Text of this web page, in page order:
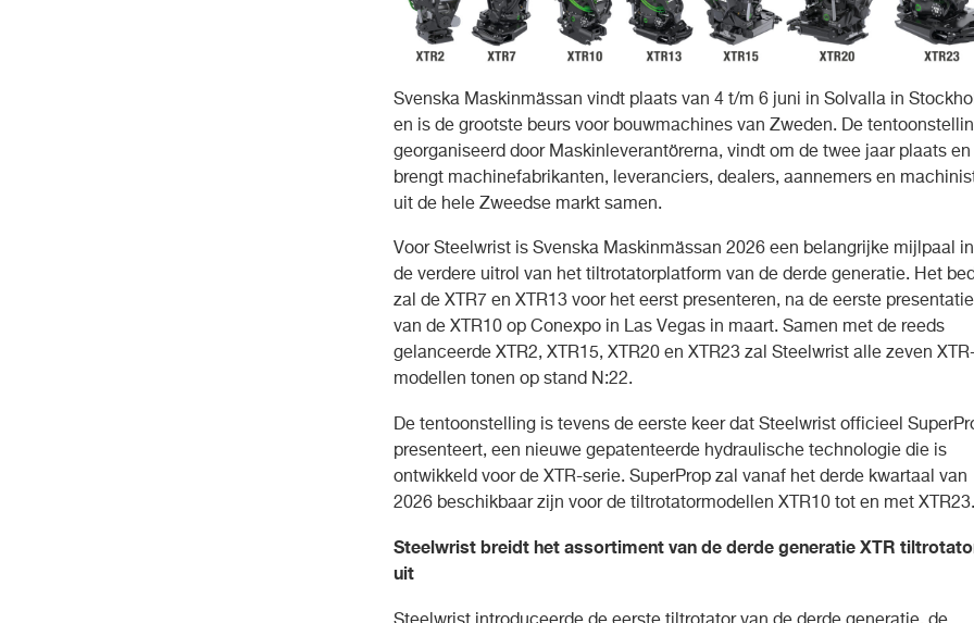
Svenska Maskinmässan vindt plaats van 4 t/m 6 juni in Solvalla in
en is de grootste beurs voor bouwmachines van Zweden. De
georganiseerd door Maskinleverantörerna, vindt om de twee jaar plaats en
brengt machinefabrikanten, leveranciers, dealers, aannemers en
uit de hele Zweedse markt samen.
Voor Steelwrist is Svenska Maskinmässan 2026 een belangrijke mijlpaal in
de verdere uitrol van het tiltrotatorplatform van de derde generatie. Het
zal de XTR7 en XTR13 voor het eerst presenteren, na de eerste presentatie
van de XTR10 op Conexpo in Las Vegas in maart. Samen met de reeds
gelanceerde XTR2, XTR15, XTR20 en XTR23 zal Steelwrist alle zeven
modellen tonen op stand N:22.
De tentoonstelling is tevens de eerste keer dat Steelwrist officieel
presenteert, een nieuwe gepatenteerde hydraulische technologie die is
ontwikkeld voor de XTR-serie. SuperProp zal vanaf het derde kwartaal van
2026 beschikbaar zijn voor de tiltrotatormodellen XTR10 tot en met XTR23.
Steelwrist breidt het assortiment van de derde generatie XTR
uit
Steelwrist introduceerde de eerste tiltrotator van de derde generatie, de